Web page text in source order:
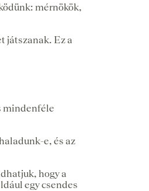
mérnökök,
játszanak. Ez a
mindenféle
e, és az
hogy a
egy csendes